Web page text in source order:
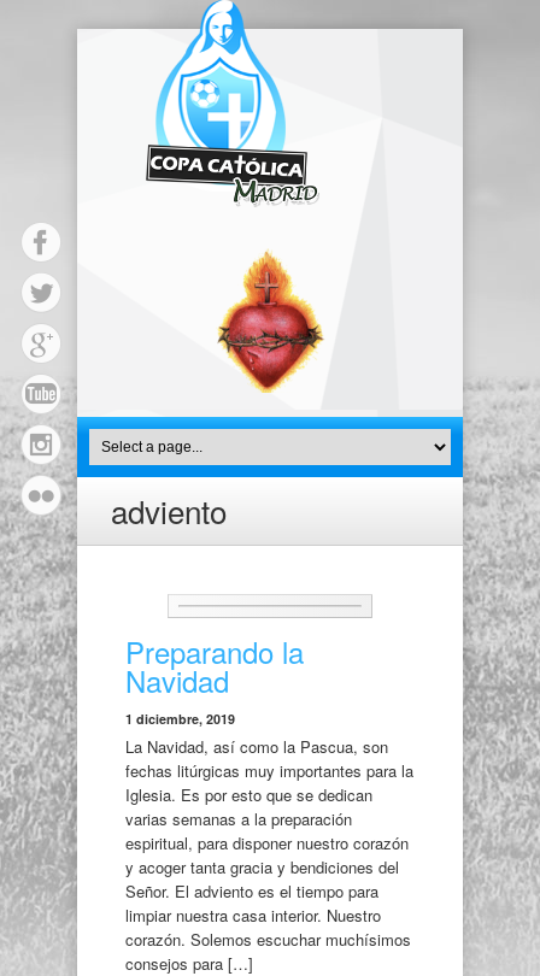
adviento
Preparando la
Navidad
1 diciembre, 2019
La Navidad, así como la Pascua, son
fechas litúrgicas muy importantes para la
Iglesia. Es por esto que se dedican
varias semanas a la preparación
espiritual, para disponer nuestro corazón
y acoger tanta gracia y bendiciones del
Señor. El adviento es el tiempo para
limpiar nuestra casa interior. Nuestro
corazón. Solemos escuchar muchísimos
consejos para […]